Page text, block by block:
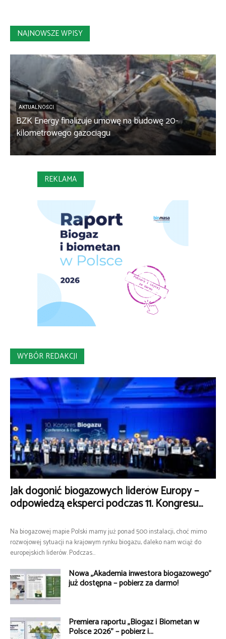
NAJNOWSZE WPISY
AKTUALNOŚCI
BZK Energy finalizuje umowę na budowę 20-
kilometrowego gazociągu
REKLAMA
WYBÓR REDAKCJI
Jak dogonić biogazowych liderów Europy –
odpowiedzą eksperci podczas 11. Kongresu...
Na biogazowej mapie Polski mamy już ponad 500 instalacji, choć mimo
rozwojowej sytuacji na krajowym rynku biogazu, daleko nam wciąż do
europejskich liderów. Podczas...
Nowa „Akademia inwestora biogazowego”
już dostępna – pobierz za darmo!
Premiera raportu „Biogaz i Biometan w
Polsce 2026” – pobierz i...